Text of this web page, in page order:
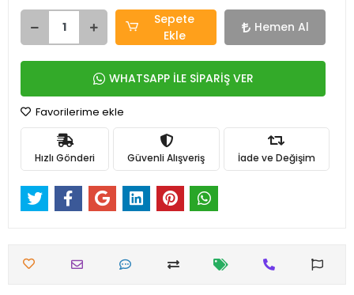
Sepete
Ekle
Hemen Al
WHATSAPP İLE SİPARİŞ VER
Favorilerime ekle
Hızlı Gönderi Güvenli Alışveriş İade ve Değişim